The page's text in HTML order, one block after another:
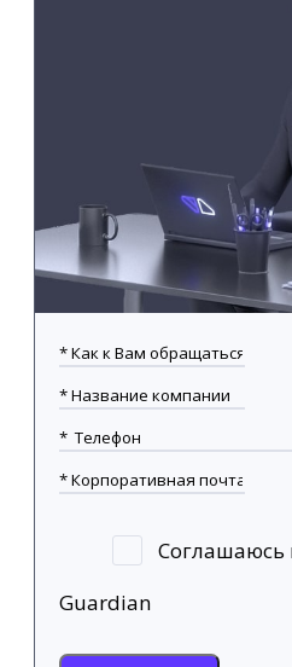
Соглашаюсь
Guardian